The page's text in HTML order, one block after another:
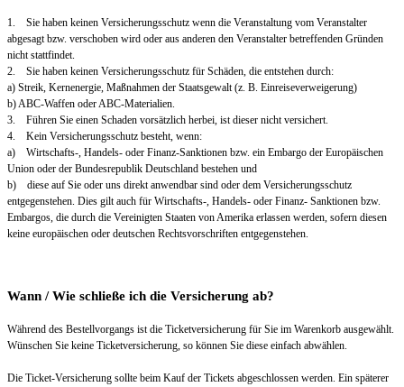
1. Sie haben keinen Versicherungsschutz wenn die Veranstaltung vom Veranstalter
abgesagt bzw. verschoben wird oder aus anderen den Veranstalter betreffenden Gründen
nicht stattfindet.
2. Sie haben keinen Versicherungsschutz für Schäden, die entstehen durch:
a) Streik, Kernenergie, Maßnahmen der Staatsgewalt (z. B. Einreiseverweigerung)
b) ABC-Waffen oder ABC-Materialien.
3. Führen Sie einen Schaden vorsätzlich herbei, ist dieser nicht versichert.
4. Kein Versicherungsschutz besteht, wenn:
a) Wirtschafts-, Handels- oder Finanz-Sanktionen bzw. ein Embargo der Europäischen
Union oder der Bundesrepublik Deutschland bestehen und
b) diese auf Sie oder uns direkt anwendbar sind oder dem Versicherungsschutz
entgegenstehen. Dies gilt auch für Wirtschafts-, Handels- oder Finanz- Sanktionen bzw.
Embargos, die durch die Vereinigten Staaten von Amerika erlassen werden, sofern diesen
keine europäischen oder deutschen Rechtsvorschriften entgegenstehen.
Wann / Wie schließe ich die Versicherung ab?
Während des Bestellvorgangs ist die Ticketversicherung für Sie im Warenkorb ausgewählt.
Wünschen Sie keine Ticketversicherung, so können Sie diese einfach abwählen.
Die Ticket-Versicherung sollte beim Kauf der Tickets abgeschlossen werden. Ein späterer